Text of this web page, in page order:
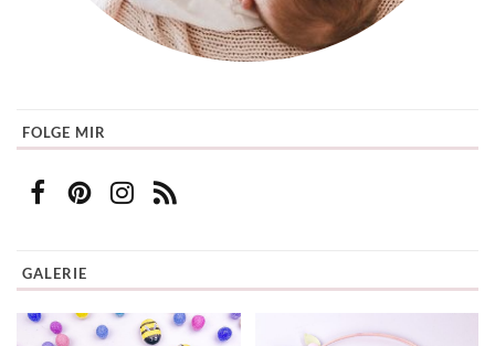
FOLGE MIR
GALERIE